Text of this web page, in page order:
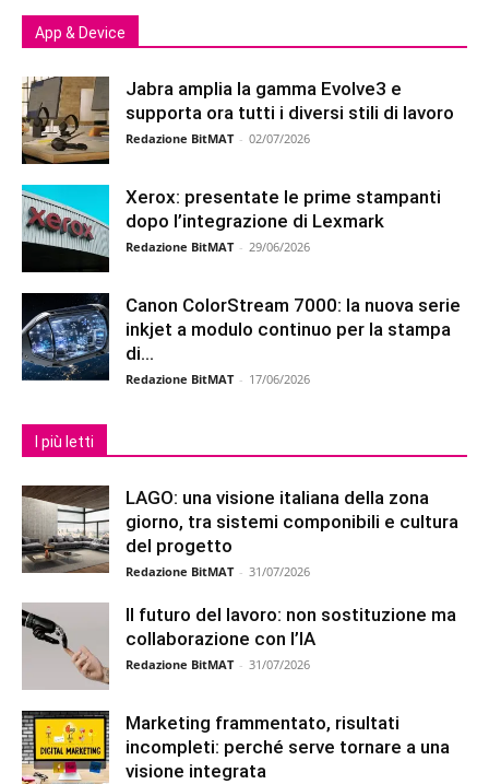
App & Device
Jabra amplia la gamma Evolve3 e
supporta ora tutti i diversi stili di lavoro
Redazione BitMAT - 02/07/2026
Xerox: presentate le prime stampanti
dopo l’integrazione di Lexmark
Redazione BitMAT - 29/06/2026
Canon ColorStream 7000: la nuova serie
inkjet a modulo continuo per la stampa
di...
Redazione BitMAT - 17/06/2026
I più letti
LAGO: una visione italiana della zona
giorno, tra sistemi componibili e cultura
del progetto
Redazione BitMAT - 31/07/2026
Il futuro del lavoro: non sostituzione ma
collaborazione con l’IA
Redazione BitMAT - 31/07/2026
Marketing frammentato, risultati
incompleti: perché serve tornare a una
visione integrata